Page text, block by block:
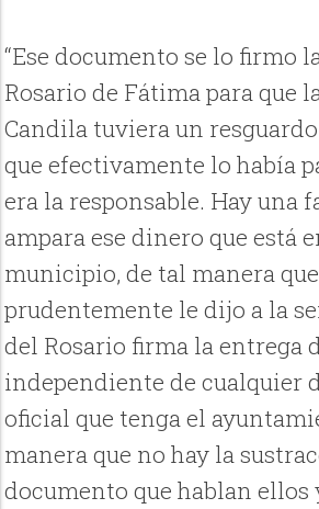
“Ese documento se lo firmo
Rosario de Fátima para que
Candila tuviera un
que efectivamente lo había
era la responsable. Hay una
ampara ese dinero que está
municipio, de tal manera que
prudentemente le dijo a la
del Rosario firma la entrega
independiente de cualquier
oficial que tenga el
manera que no hay la
documento que hablan ellos